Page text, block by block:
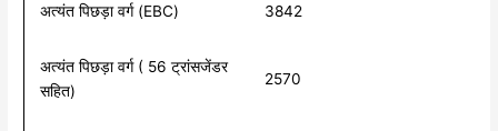
अत्यंत पिछड़ा वर्ग (EBC) 3842
अत्यंत पिछड़ा वर्ग ( 56 ट्रांसजेंडर
सहित)
2570